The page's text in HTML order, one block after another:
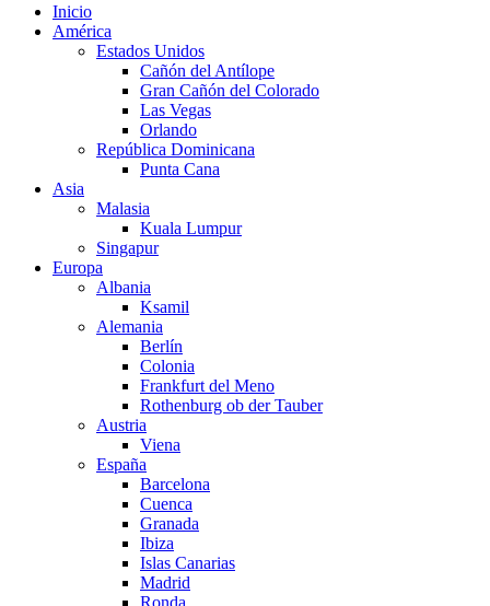
Inicio
América
Estados Unidos
Cañón del Antílope
Gran Cañón del Colorado
Las Vegas
Orlando
República Dominicana
Punta Cana
Asia
Malasia
Kuala Lumpur
Singapur
Europa
Albania
Ksamil
Alemania
Berlín
Colonia
Frankfurt del Meno
Rothenburg ob der Tauber
Austria
Viena
España
Barcelona
Cuenca
Granada
Ibiza
Islas Canarias
Madrid
Ronda